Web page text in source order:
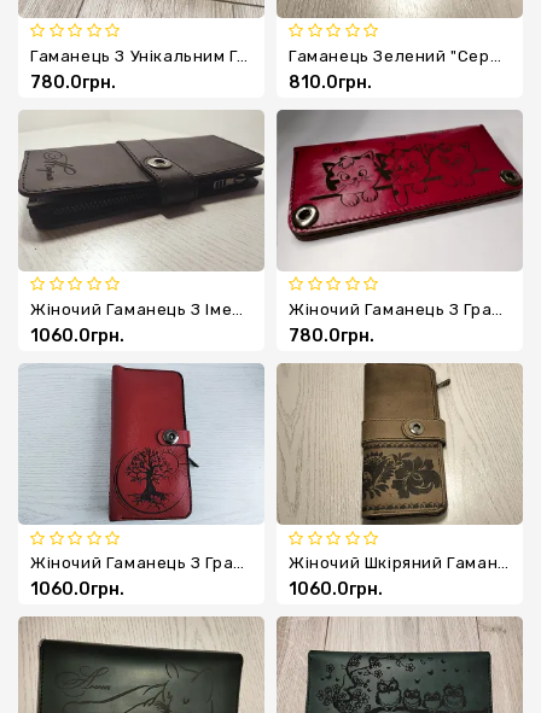
Гаманець З Унікальним Гравіюванням
780.0грн. 810.0грн.
1060.0грн. 780.0грн.
Жіночий Гаманець З Гравіюванням "Дерево"
1060.0грн.
Жіночий Шкіряний Гаманець З Гравіюванням
1060.0грн.